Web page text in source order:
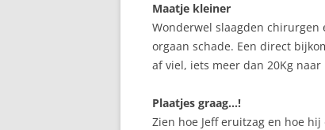
Maatje kleiner
Wonderwel slaagden
orgaan schade. Een direct
af viel, iets meer dan 20Kg naar
Plaatjes graag…!
Zien hoe Jeff eruitzag en hoe